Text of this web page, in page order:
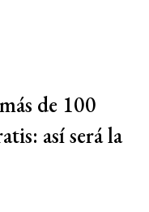
de 100
así será la